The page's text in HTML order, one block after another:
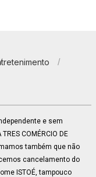
e sem
COMÉRCIO DE
também que não
cancelamento do
ISTOÉ, tampouco